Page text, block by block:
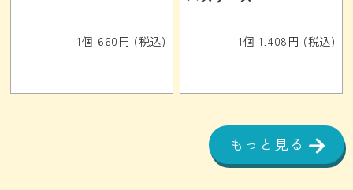
1個 660円 (税込) 1個 1,408円 (税込)
もっと見る